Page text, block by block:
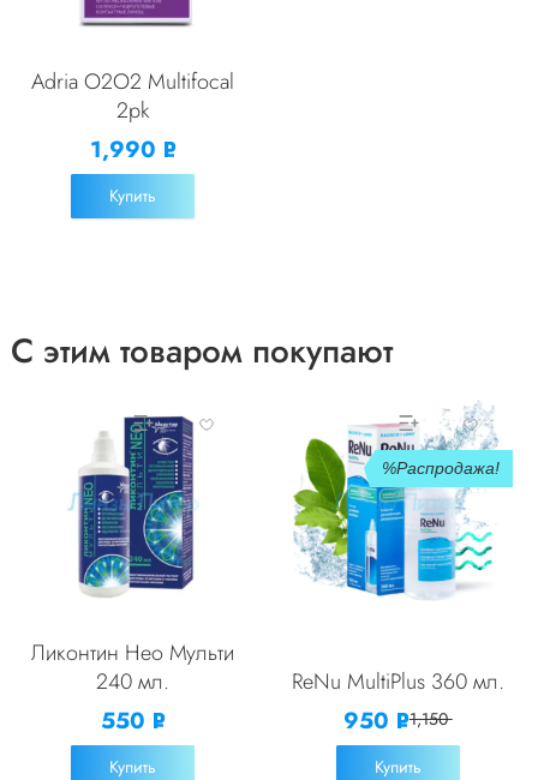
Adria O2O2 Multifocal
2pk
1,990 Р
УБ.
Купить
С этим товаром покупают
Ликонтин Нео Мульти
240 мл.
550 Р
УБ.
Купить
Распродажа!
ReNu MultiPlus 360 мл.
950 Р
УБ.
1,150
Купить